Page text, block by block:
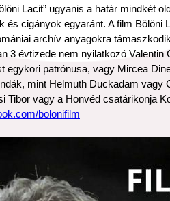
Lacit” ugyanis a határ mindkét
és cigányok egyaránt. A film Bölöni
archív anyagokra
3 évtizede nem nyilatkozó
egykori patrónusa, vagy Mircea
mint Helmuth Duckadam vagy
Tibor vagy a Honvéd csatárikonja
bolonifilm